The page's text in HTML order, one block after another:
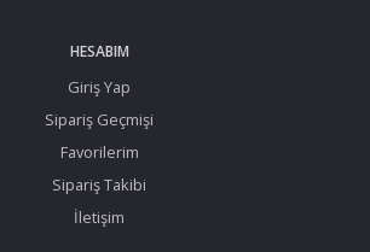
HESABIM
Giriş Yap
Sipariş Geçmişi
Favorilerim
Sipariş Takibi
İletişim